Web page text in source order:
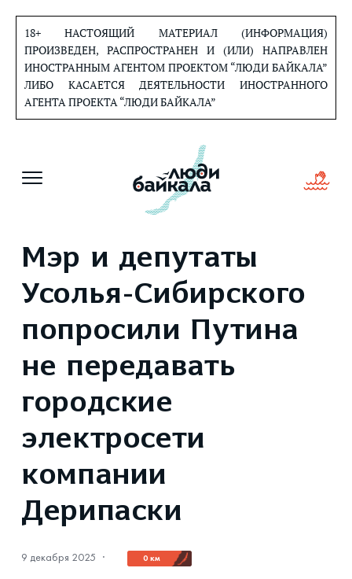
содержанию
18+ НАСТОЯЩИЙ МАТЕРИАЛ (ИНФОРМАЦИЯ)
ПРОИЗВЕДЕН, РАСПРОСТРАНЕН И (ИЛИ) НАПРАВЛЕН
ИНОСТРАННЫМ АГЕНТОМ ПРОЕКТОМ “ЛЮДИ БАЙКАЛА”
ЛИБО КАСАЕТСЯ ДЕЯТЕЛЬНОСТИ ИНОСТРАННОГО
АГЕНТА ПРОЕКТА “ЛЮДИ БАЙКАЛА”
Мэр и депутаты
Усолья-Сибирского
попросили Путина
не передавать
городские
электросети
компании
Дерипаски
9 декабря 2025 · 0 км